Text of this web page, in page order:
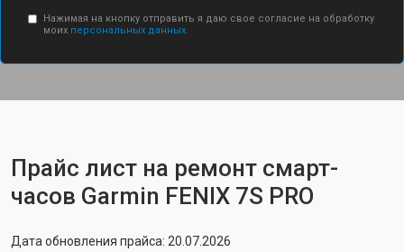
Нажимая на кнопку отправить я даю свое согласие на обработку
моих персональных данных.
Прайс лист на ремонт смарт-
часов Garmin FENIX 7S PRO
Дата обновления прайса: 20.07.2026